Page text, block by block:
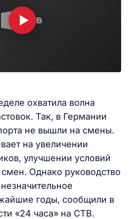
охватила волна
Так, в Германии
не вышли на смены.
на увеличении
улучшении условий
смен. Однако руководство
годы, сообщили в
«24 часа» на СТВ.